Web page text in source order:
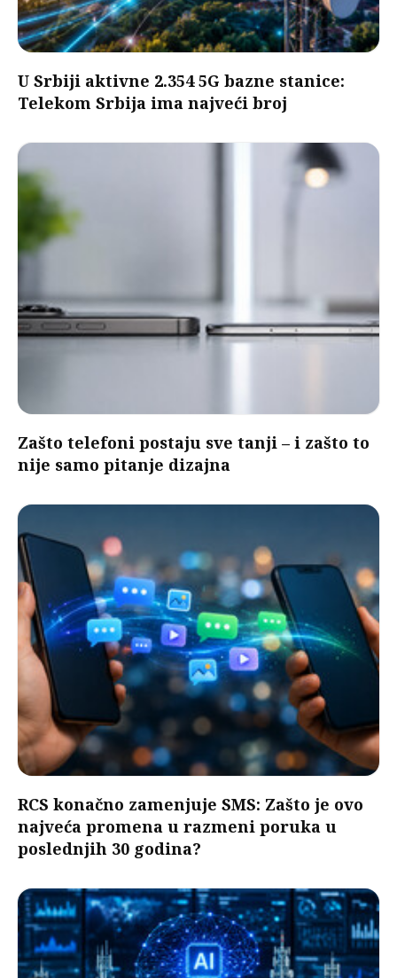
U Srbiji aktivne 2.354 5G bazne stanice:
Telekom Srbija ima najveći broj
Zašto telefoni postaju sve tanji – i zašto to
nije samo pitanje dizajna
RCS konačno zamenjuje SMS: Zašto je ovo
najveća promena u razmeni poruka u
poslednjih 30 godina?